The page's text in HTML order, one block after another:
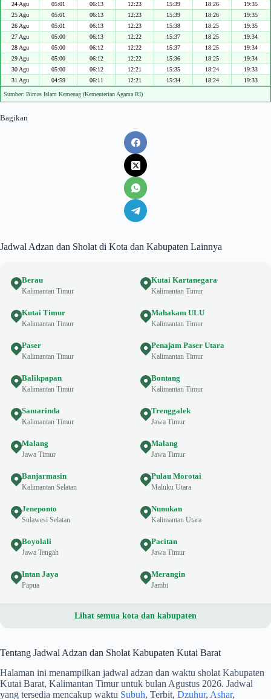
24 Agu
05:01 06:13 12:23 15:39 18:26
19:35
25 Agu
05:01 06:13 12:23 15:39 18:26
19:35
26 Agu
05:01 06:13 12:23 15:38 18:25
19:35
27 Agu
05:00 06:13 12:22 15:37 18:25
19:34
28 Agu
05:00 06:12 12:22 15:37 18:25
19:34
29 Agu
05:00 06:12 12:22 15:36 18:25
19:34
30 Agu
05:00 06:12 12:21 15:35 18:24
19:33
31 Agu
04:59 06:11 12:21 15:34 18:24 19:33
Sumber: Bimas Islam Kemenag (Kementerian Agama RI)
Bagikan
Jadwal Adzan dan Sholat di Kota dan Kabupaten Lainnya
Berau
Kalimantan Timur
Kutai Kartanegara
Kalimantan Timur
Kutai Timur
Kalimantan Timur
Mahakam ULU
Kalimantan Timur
Paser
Kalimantan Timur
Penajam Paser Utara
Kalimantan Timur
Balikpapan
Kalimantan Timur
Bontang
Kalimantan Timur
Samarinda
Kalimantan Timur
Trenggalek
Jawa Timur
Malang
Jawa Timur
Malang
Jawa Timur
Banjarmasin
Kalimantan Selatan
Pulau Morotai
Maluku Utara
Jeneponto
Sulawesi Selatan
Nunukan
Kalimantan Utara
Boyolali
Jawa Tengah
Pacitan
Jawa Timur
Intan Jaya
Papua
Merangin
Jambi
Lihat semua kota dan kabupaten
Tentang Jadwal Adzan dan Sholat Kabupaten Kutai Barat
Halaman ini menampilkan jadwal adzan dan waktu sholat Kabupaten
Kutai Barat, Kalimantan Timur untuk bulan Agustus 2026. Jadwal
yang tersedia mencakup waktu Subuh, Terbit, Dzuhur, Ashar,